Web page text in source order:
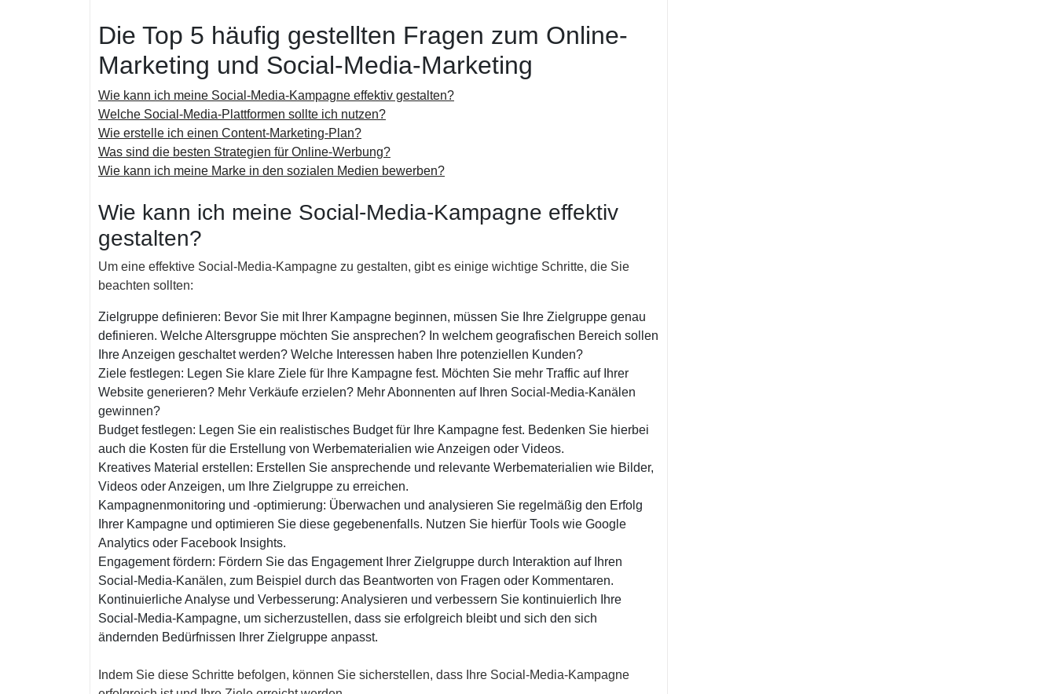
Die Top 5 häufig gestellten Fragen zum Online-
Marketing und Social-Media-Marketing
Wie kann ich meine Social-Media-Kampagne effektiv gestalten?
Welche Social-Media-Plattformen sollte ich nutzen?
Wie erstelle ich einen Content-Marketing-Plan?
Was sind die besten Strategien für Online-Werbung?
Wie kann ich meine Marke in den sozialen Medien bewerben?
Wie kann ich meine Social-Media-Kampagne effektiv
gestalten?
Um eine effektive Social-Media-Kampagne zu gestalten, gibt es einige wichtige Schritte, die Sie
beachten sollten:
Zielgruppe definieren: Bevor Sie mit Ihrer Kampagne beginnen, müssen Sie Ihre Zielgruppe genau
definieren. Welche Altersgruppe möchten Sie ansprechen? In welchem geografischen Bereich sollen
Ihre Anzeigen geschaltet werden? Welche Interessen haben Ihre potenziellen Kunden?
Ziele festlegen: Legen Sie klare Ziele für Ihre Kampagne fest. Möchten Sie mehr Traffic auf Ihrer
Website generieren? Mehr Verkäufe erzielen? Mehr Abonnenten auf Ihren Social-Media-Kanälen
gewinnen?
Budget festlegen: Legen Sie ein realistisches Budget für Ihre Kampagne fest. Bedenken Sie hierbei
auch die Kosten für die Erstellung von Werbematerialien wie Anzeigen oder Videos.
Kreatives Material erstellen: Erstellen Sie ansprechende und relevante Werbematerialien wie Bilder,
Videos oder Anzeigen, um Ihre Zielgruppe zu erreichen.
Kampagnenmonitoring und -optimierung: Überwachen und analysieren Sie regelmäßig den Erfolg
Ihrer Kampagne und optimieren Sie diese gegebenenfalls. Nutzen Sie hierfür Tools wie Google
Analytics oder Facebook Insights.
Engagement fördern: Fördern Sie das Engagement Ihrer Zielgruppe durch Interaktion auf Ihren
Social-Media-Kanälen, zum Beispiel durch das Beantworten von Fragen oder Kommentaren.
Kontinuierliche Analyse und Verbesserung: Analysieren und verbessern Sie kontinuierlich Ihre
Social-Media-Kampagne, um sicherzustellen, dass sie erfolgreich bleibt und sich den sich
ändernden Bedürfnissen Ihrer Zielgruppe anpasst.
Indem Sie diese Schritte befolgen, können Sie sicherstellen, dass Ihre Social-Media-Kampagne